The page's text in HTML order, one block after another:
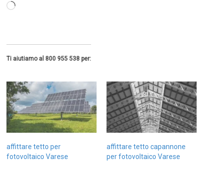
Caricamento
Ti aiutiamo al 800 955 538 per:
affittare tetto per
fotovoltaico Varese
affittare tetto capannone
per fotovoltaico Varese